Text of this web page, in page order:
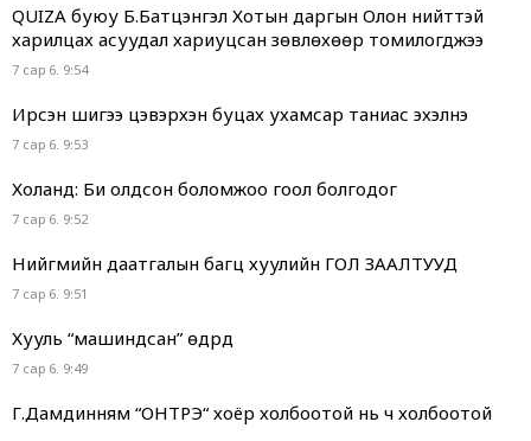
QUIZA буюу Б.Батцэнгэл Хотын даргын Олон нийттэй
харилцах асуудал хариуцсан зөвлөхөөр томилогджээ
7 сар 6. 9:54
Ирсэн шигээ цэвэрхэн буцах ухамсар таниас эхэлнэ
7 сар 6. 9:53
Холанд: Би олдсон боломжоо гоол болгодог
7 сар 6. 9:52
Нийгмийн даатгалын багц хуулийн ГОЛ ЗААЛТУУД
7 сар 6. 9:51
Хууль “машиндсан” өдрүүд
7 сар 6. 9:49
Г.Дамдинням “ОНТРЭ“ хоёр холбоотой нь ч холбоотой